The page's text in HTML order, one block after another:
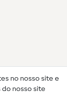
no nosso site e
nosso site